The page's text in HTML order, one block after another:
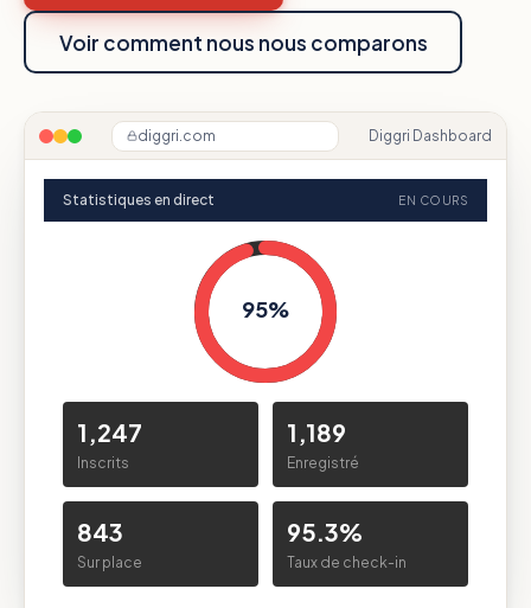
Voir comment nous nous comparons
diggri.com Diggri Dashboard
Statistiques en direct EN COURS
95%
1,247
Inscrits
1,189
Enregistré
843
Sur place
95.3%
Taux de check-in